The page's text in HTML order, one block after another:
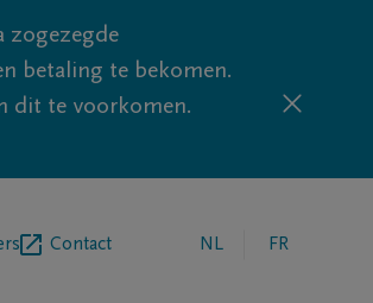
zogezegde
betaling te bekomen.
dit te voorkomen.
Contact NL FR